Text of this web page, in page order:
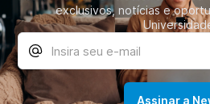
exclusivos, notícias e